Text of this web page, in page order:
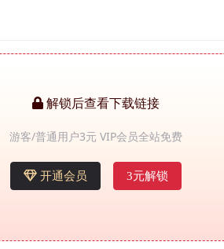
解锁后查看下载链接
游客/普通用户3元 VIP会员全站免费
开通会员 3元解锁